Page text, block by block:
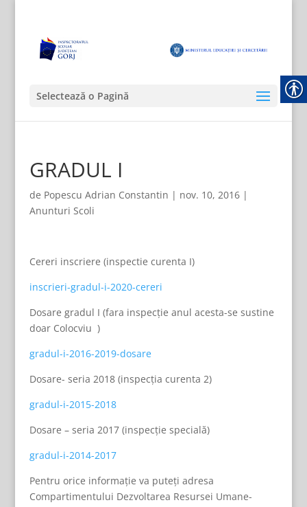
Selectează o Pagină
GRADUL I
de Popescu Adrian Constantin | nov. 10, 2016|
Anunturi Scoli
Cereri inscriere (inspectie curenta I)
inscrieri-gradul-i-2020-cereri
Dosare gradul I (fara inspecție anul acesta-se sustine
doar Colocviu )
gradul-i-2016-2019-dosare
Dosare- seria 2018 (inspecția curenta 2)
gradul-i-2015-2018
Dosare – seria 2017 (inspecție specială)
gradul-i-2014-2017
Pentru orice informație va puteți adresa
Compartimentului Dezvoltarea Resursei Umane-